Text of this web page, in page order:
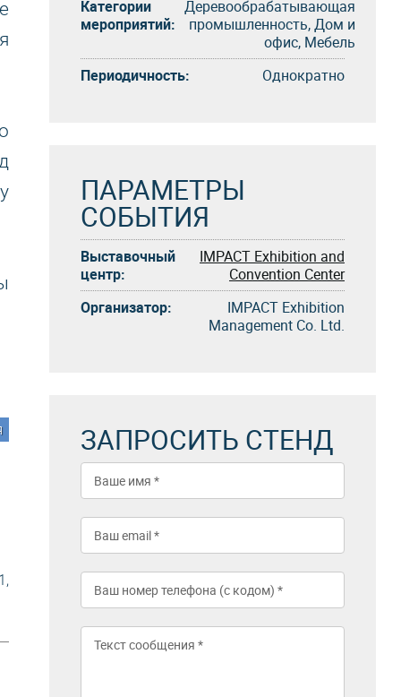
Категории
мероприятий:
Деревообрабатывающая
промышленность, Дом и
офис, Мебель
Периодичность:
Однократно
ПАРАМЕТРЫ
СОБЫТИЯ
Выставочный
центр:
IMPACT Exhibition and
Convention Center
Организатор:
IMPACT Exhibition
Management Co. Ltd.
ЗАПРОСИТЬ СТЕНД